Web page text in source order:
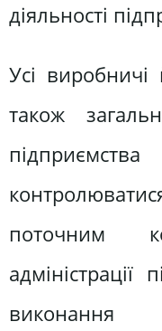
діяльності
Усі
також
поточним
виконання